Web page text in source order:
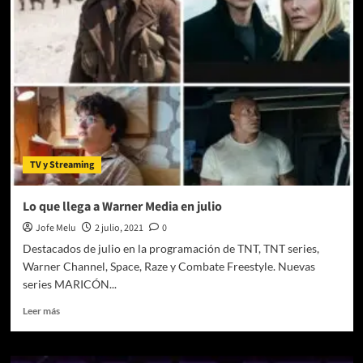
finaliza
exitoso
paso
por
Perú
TV y Streaming
Lo que llega a Warner Media en julio
Jofe Melu 2 julio, 2021
0
Destacados de julio en la programación de TNT, TNT series,
Warner Channel, Space, Raze y Combate Freestyle. Nuevas
series MARICÓN...
Leer másLeer